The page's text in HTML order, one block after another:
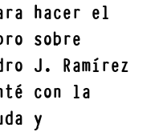
hacer el
sobre
J. Ramírez
con la
y